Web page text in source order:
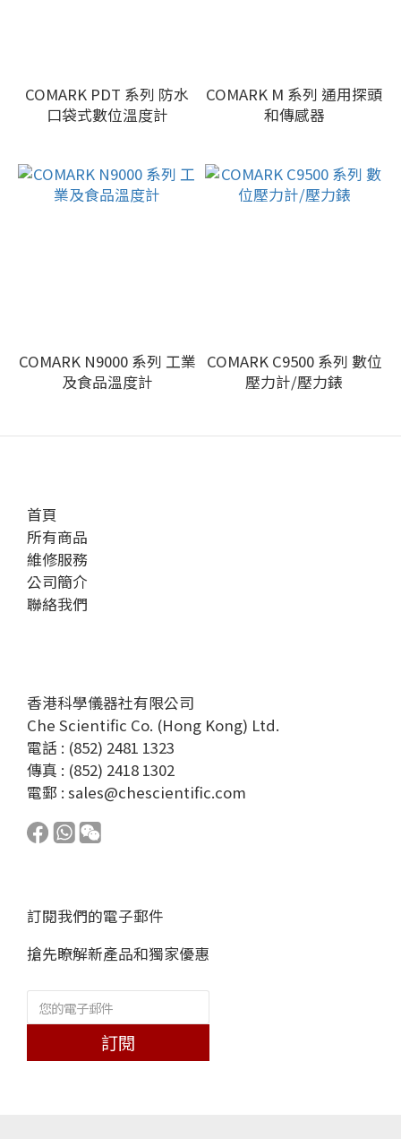
COMARK PDT 系列 防水
口袋式數位溫度計
COMARK M 系列 通用探頭
和傳感器
COMARK N9000 系列 工業
及食品溫度計
COMARK C9500 系列 數位
壓力計/壓力錶
首頁
所有商品
維修服務
公司簡介
聯絡我們
香港科學儀器社有限公司
Che Scientific Co. (Hong Kong) Ltd.
電話 : (852) 2481 1323
傳真 : (852) 2418 1302
電郵 : sales@chescientific.com
訂閱我們的電子郵件
搶先瞭解新產品和獨家優惠
訂閱